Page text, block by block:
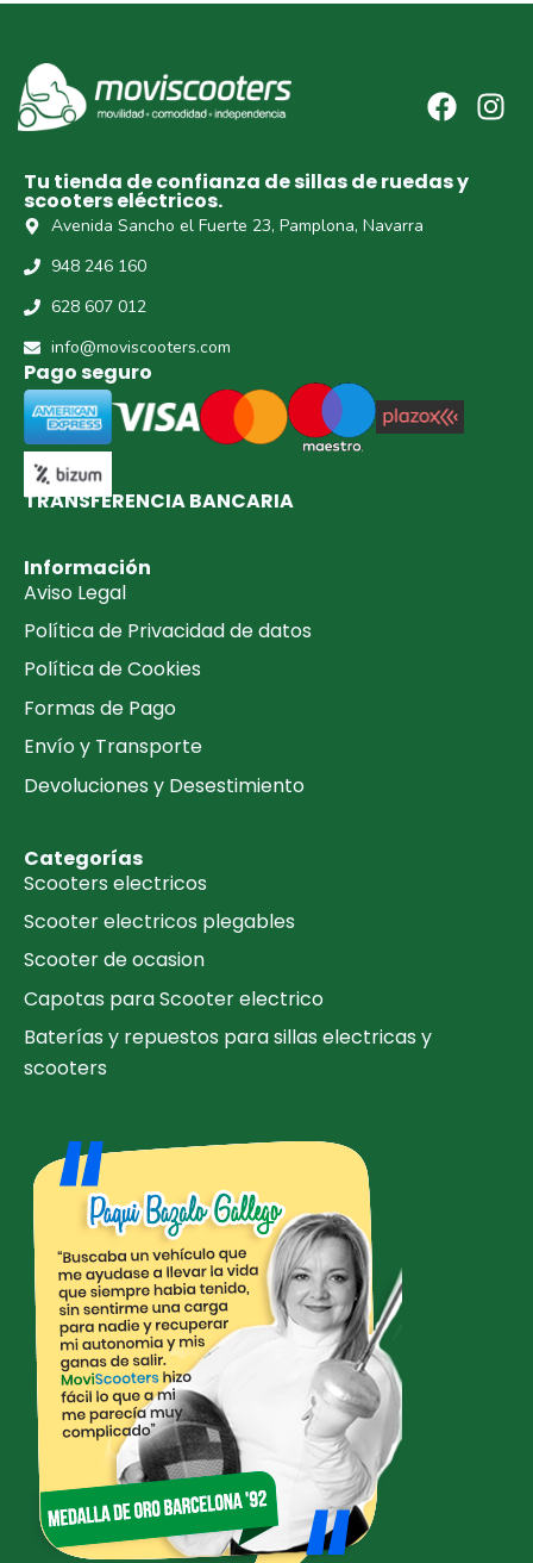
Tu tienda de confianza de sillas de ruedas y
scooters eléctricos.
Avenida Sancho el Fuerte 23, Pamplona, Navarra
948 246 160
628 607 012
info@moviscooters.com
Pago seguro
TRANSFERENCIA BANCARIA​
Información
Aviso Legal
Política de Privacidad de datos
Política de Cookies
Formas de Pago
Envío y Transporte
Devoluciones y Desestimiento
Categorías
Scooters electricos
Scooter electricos plegables
Scooter de ocasion
Capotas para Scooter electrico
Baterías y repuestos para sillas electricas y
scooters